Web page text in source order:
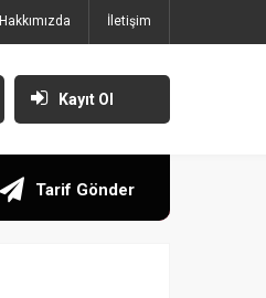
Hakkımızda İletişim
Kayıt Ol
Tarif Gönder